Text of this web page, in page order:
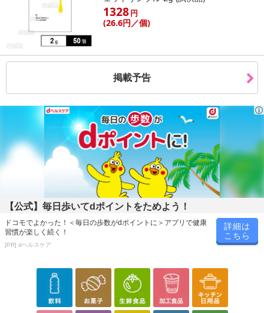
1328円
(26.6円／個)
掲載予告
【公式】毎日歩いてdポイントをためよう！
ドコモでよかった！＜毎日の歩数がdポイントに＞アプリで健康
習慣が楽しく続く！
[PR] dヘルスケア
詳細は
こちら